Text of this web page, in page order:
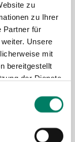
zu
zu Ihrer
Partner für
Unsere
mit
bereitgestellt
der Dienste
on accessibility